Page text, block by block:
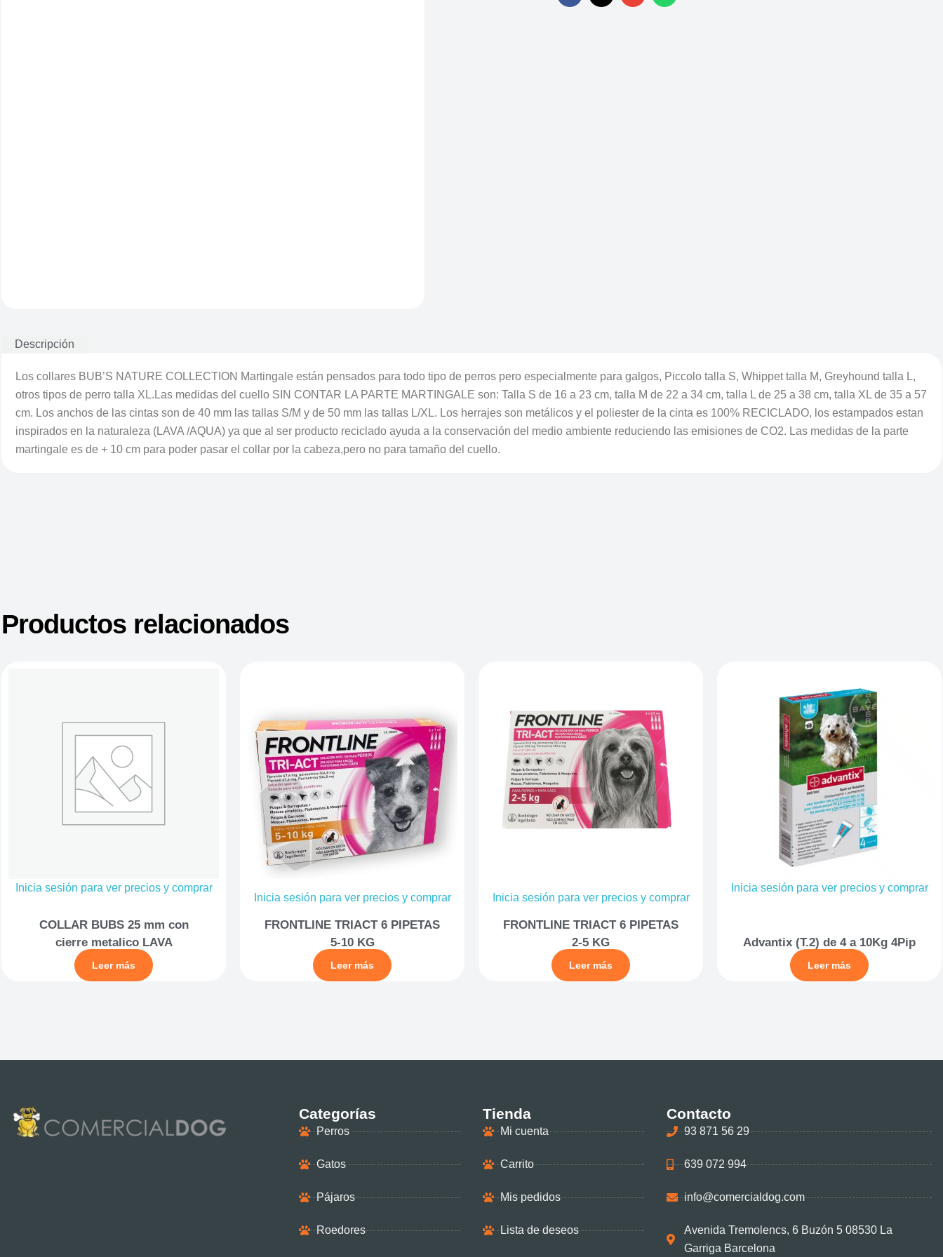
Descripción
Los collares BUB’S NATURE COLLECTION Martingale están pensados para todo tipo de perros pero especialmente para galgos, Piccolo talla S, Whippet talla M, Greyhound talla L,
otros tipos de perro talla XL.Las medidas del cuello SIN CONTAR LA PARTE MARTINGALE son: Talla S de 16 a 23 cm, talla M de 22 a 34 cm, talla L de 25 a 38 cm, talla XL de 35 a 57
cm. Los anchos de las cintas son de 40 mm las tallas S/M y de 50 mm las tallas L/XL. Los herrajes son metálicos y el poliester de la cinta es 100% RECICLADO, los estampados estan
inspirados en la naturaleza (LAVA /AQUA) ya que al ser producto reciclado ayuda a la conservación del medio ambiente reduciendo las emisiones de CO2. Las medidas de la parte
martingale es de + 10 cm para poder pasar el collar por la cabeza,pero no para tamaño del cuello.
Productos relacionados
Inicia sesión para ver precios y comprar
COLLAR BUBS 25 mm con
cierre metalico LAVA
Leer más
Inicia sesión para ver precios y comprar
FRONTLINE TRIACT 6 PIPETAS
5-10 KG
Leer más
Inicia sesión para ver precios y comprar
FRONTLINE TRIACT 6 PIPETAS
2-5 KG
Leer más
Inicia sesión para ver precios y comprar
Advantix (T.2) de 4 a 10Kg 4Pip
Leer más
Categorías
Perros
Gatos
Pájaros
Roedores
Tienda
Mi cuenta
Carrito
Mis pedidos
Lista de deseos
Contacto
93 871 56 29
639 072 994
info@comercialdog.com
Avenida Tremolencs, 6 Buzón 5 08530 La
Garriga Barcelona